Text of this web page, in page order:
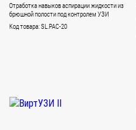
Отработка навыков аспирации жидкости из
брюшной полости под контролем УЗИ
Код товара: SL.PAC-20